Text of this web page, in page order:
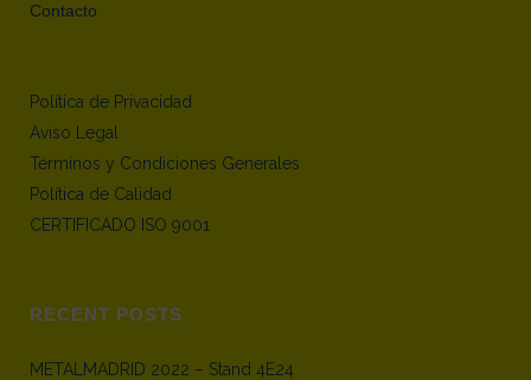
Contacto
Política de Privacidad
Aviso Legal
Términos y Condiciones Generales
Política de Calidad
CERTIFICADO ISO 9001
RECENT POSTS
METALMADRID 2022 – Stand 4E24